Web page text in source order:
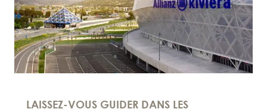
LAISSEZ-VOUS GUIDER DANS LES